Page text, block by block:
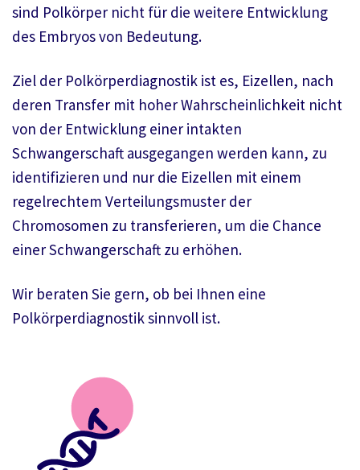
sind Polkörper nicht für die weitere Entwicklung
des Embryos von Bedeutung.
Ziel der Polkörperdiagnostik ist es, Eizellen, nach
deren Transfer mit hoher Wahrscheinlichkeit nicht
von der Entwicklung einer intakten
Schwangerschaft ausgegangen werden kann, zu
identifizieren und nur die Eizellen mit einem
regelrechtem Verteilungsmuster der
Chromosomen zu transferieren, um die Chance
einer Schwangerschaft zu erhöhen.
Wir beraten Sie gern, ob bei Ihnen eine
Polkörperdiagnostik sinnvoll ist.